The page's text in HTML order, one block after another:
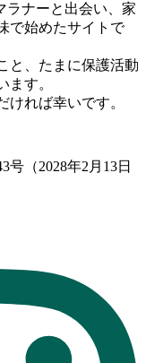
ラナーと出会い、家
で始めたサイトで
と、たまに保護活動
ます。
ければ幸いです。
号（2028年2月13日